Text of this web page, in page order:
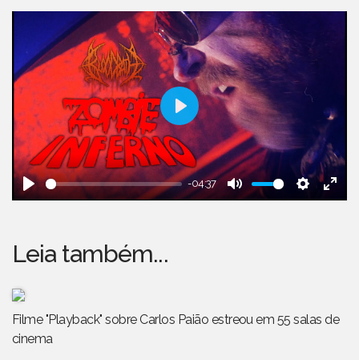
Play
-04:37
Mute Settings
Play
Leia também...
Filme "Playback" sobre Carlos Paião estreou em 55 salas de
cinema